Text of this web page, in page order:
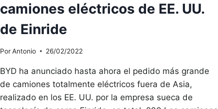
ESPECIFICACIONES
CLAVE
camiones eléctricos de EE. UU.
de Einride
PorAntonio 26/02/2022
BYD ha anunciado hasta ahora el pedido más grande
de camiones totalmente eléctricos fuera de Asia,
realizado en los EE. UU. por la empresa sueca de